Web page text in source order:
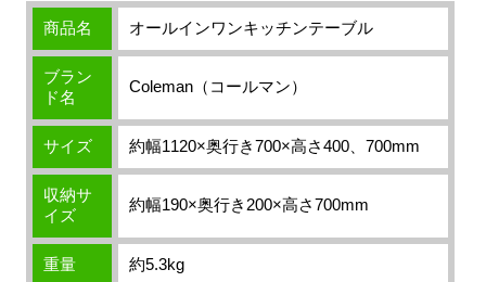
商品名 オールインワンキッチンテーブル
ブラン
ド名
Coleman（コールマン）
サイズ 約幅1120×奥行き700×高さ400、700mm
収納サ
イズ
約幅190×奥行き200×高さ700mm
重量 約5.3kg